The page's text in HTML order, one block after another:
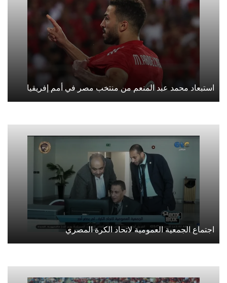
استبعاد محمد عبد المنعم من منتخب مصر في أمم إفريقيا
اجتماع الجمعية العمومية لاتحاد الكرة المصري